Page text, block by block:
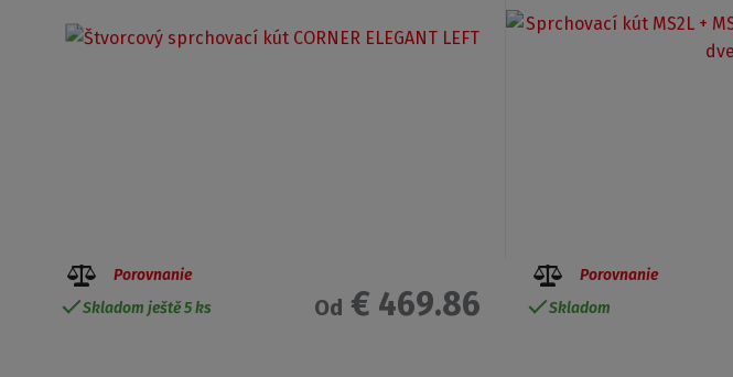
Od € 469.86
Porovnanie
Skladom ještě 5 ks
Porovnanie
Skladom